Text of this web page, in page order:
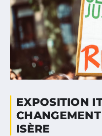
EXPOSITION
ISÈRE